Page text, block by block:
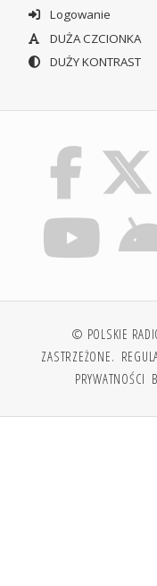
Logowanie
DUŻA CZCIONKA
DUŻY KONTRAST
© POLSKIE
ZASTRZEŻONE.
PRYWATNOŚCI